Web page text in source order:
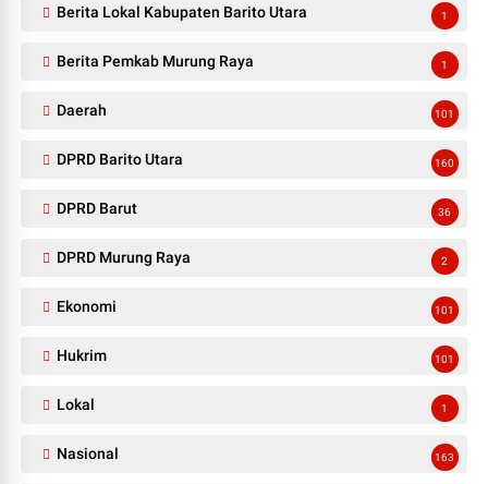
Berita Lokal Kabupaten Barito Utara 1
Berita Pemkab Murung Raya 1
Daerah 101
DPRD Barito Utara 160
DPRD Barut 36
DPRD Murung Raya 2
Ekonomi 101
Hukrim 101
Lokal 1
Nasional 163